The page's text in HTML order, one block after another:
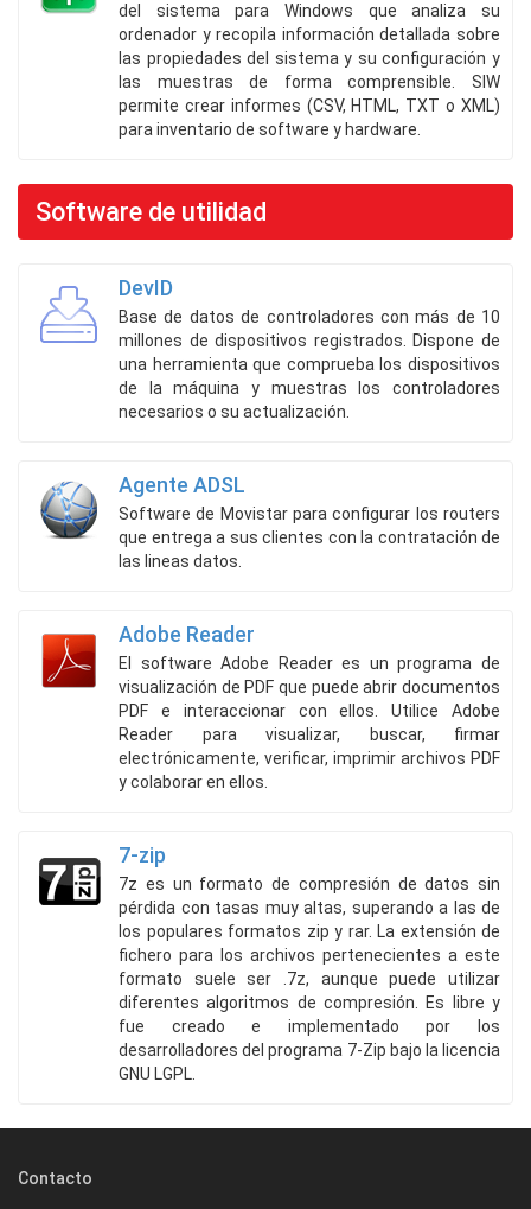
del sistema para Windows que analiza su
ordenador y recopila información detallada sobre
las propiedades del sistema y su configuración y
las muestras de forma comprensible. SIW
permite crear informes (CSV, HTML, TXT o XML)
para inventario de software y hardware.
Software de utilidad
DevID
Base de datos de controladores con más de 10
millones de dispositivos registrados. Dispone de
una herramienta que comprueba los dispositivos
de la máquina y muestras los controladores
necesarios o su actualización.
Agente ADSL
Software de Movistar para configurar los routers
que entrega a sus clientes con la contratación de
las lineas datos.
Adobe Reader
El software Adobe Reader es un programa de
visualización de PDF que puede abrir documentos
PDF e interaccionar con ellos. Utilice Adobe
Reader para visualizar, buscar, firmar
electrónicamente, verificar, imprimir archivos PDF
y colaborar en ellos.
7-zip
7z es un formato de compresión de datos sin
pérdida con tasas muy altas, superando a las de
los populares formatos zip y rar. La extensión de
fichero para los archivos pertenecientes a este
formato suele ser .7z, aunque puede utilizar
diferentes algoritmos de compresión. Es libre y
fue creado e implementado por los
desarrolladores del programa 7-Zip bajo la licencia
GNU LGPL.
Contacto